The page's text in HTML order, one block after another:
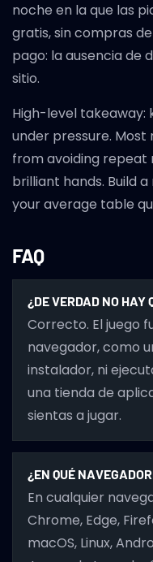
noche en la que las
gratis, sin compras
pago: la ausencia de
sitio.
High-level takeaway:
under pressure. Most
from avoiding repeat
brilliant hands. Build
your average table
FAQ
¿DE VERDAD NO HAY
Correcto. El juego
navegador, como
instalador, ni
una tienda de
sientas a jugar.
¿EN QUÉ
En cualquier
Chrome, Edge,
macOS, Linux,